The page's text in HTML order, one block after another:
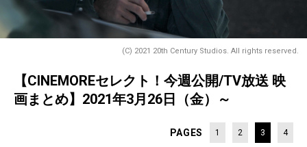
(C) 2021 20th Century Studios. All rights reserved.
【CINEMOREセレクト！今週公開/TV放送 映
画まとめ】2021年3月26日（金）～
PAGES 1 2 3 4